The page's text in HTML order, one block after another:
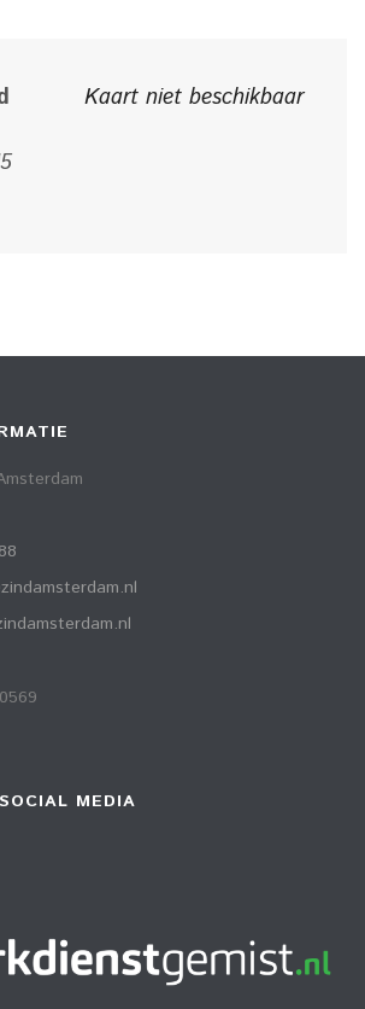
Kaart niet beschikbaar
MEDIA